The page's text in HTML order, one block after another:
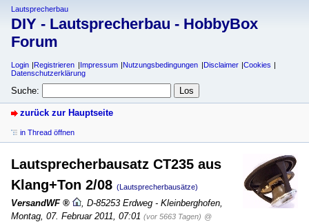
Lautsprecherbau
DIY - Lautsprecherbau - HobbyBox
Forum
Login Registrieren Impressum Nutzungsbedingungen Disclaimer
Cookies
Datenschutzerklärung
Suche:
zurück zur Hauptseite
in Thread öffnen
Lautsprecherbausatz CT235 aus
Klang+Ton 2/08 (Lautsprecherbausätze)
VersandWF D-85253 Erdweg - Kleinberghofen
Montag, 07. Februar 2011, 07:01 (vor 5663 Tagen) @